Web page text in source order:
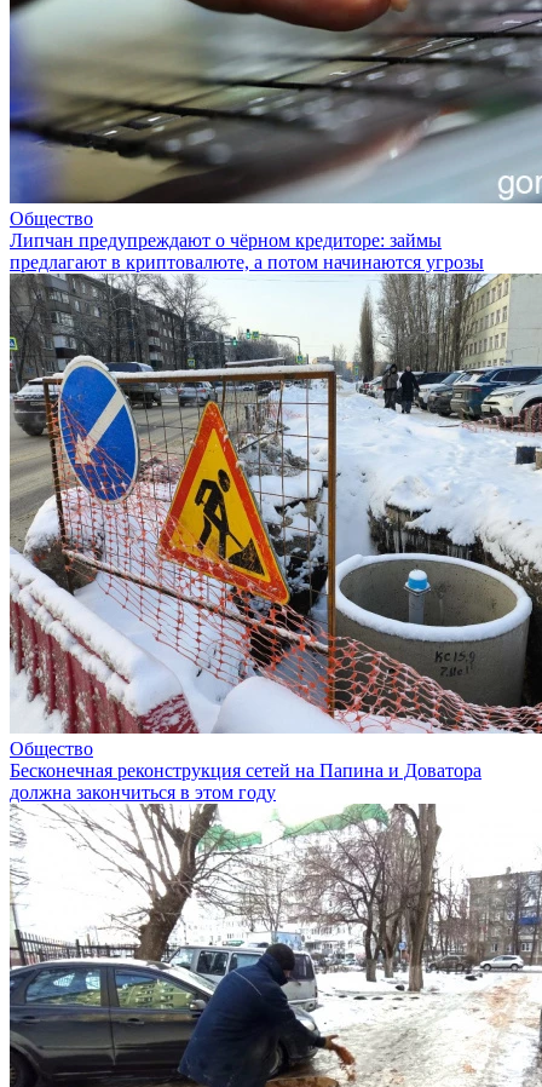
Общество
Липчан предупреждают о чёрном кредиторе: займы
предлагают в криптовалюте, а потом начинаются угрозы
Общество
Бесконечная реконструкция сетей на Папина и Доватора
должна закончиться в этом году